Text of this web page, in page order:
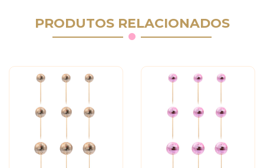
PRODUTOS RELACIONADOS